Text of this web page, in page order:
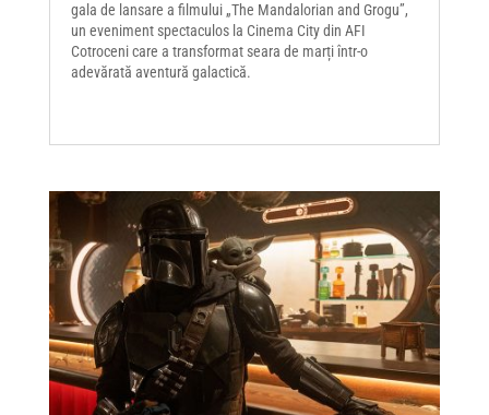
gala de lansare a filmului „The Mandalorian and Grogu”,
un eveniment spectaculos la Cinema City din AFI
Cotroceni care a transformat seara de marți într-o
adevărată aventură galactică.